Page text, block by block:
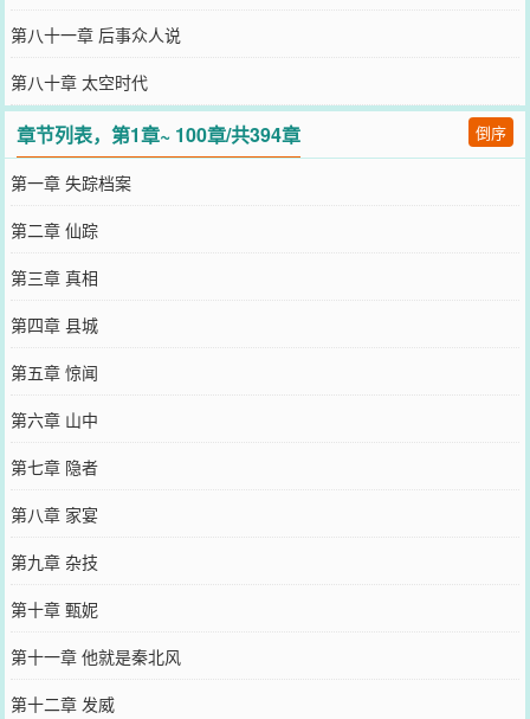
第八十一章 后事众人说
第八十章 太空时代
章节列表，第1章~ 100章/共394章 倒序
第一章 失踪档案
第二章 仙踪
第三章 真相
第四章 县城
第五章 惊闻
第六章 山中
第七章 隐者
第八章 家宴
第九章 杂技
第十章 甄妮
第十一章 他就是秦北风
第十二章 发威